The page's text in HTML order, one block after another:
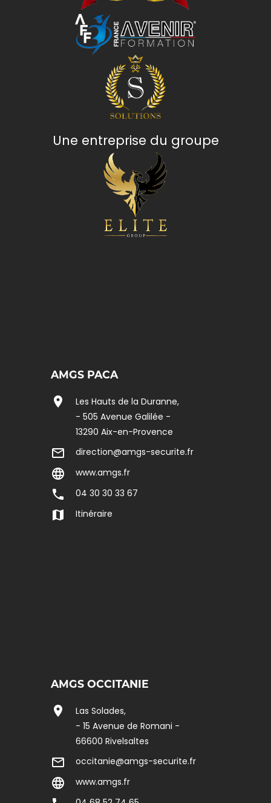
Une entreprise du groupe
AMGS PACA
location_on
Les Hauts de la Duranne,
- 505 Avenue Galilée -
13290 Aix-en-Provence
mail_outline direction@amgs-securite.fr
language www.amgs.fr
phone 04 30 30 33 67
map Itinéraire
AMGS OCCITANIE
location_on
Las Solades,
- 15 Avenue de Romani -
66600 Rivelsaltes
mail_outline occitanie@amgs-securite.fr
language www.amgs.fr